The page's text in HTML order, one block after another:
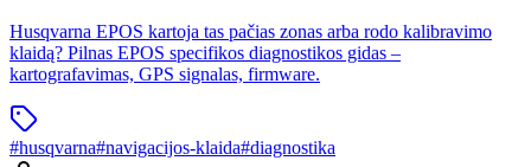
Husqvarna EPOS kartoja tas pačias zonas arba rodo kalibravimo
klaidą? Pilnas EPOS specifikos diagnostikos gidas –
kartografavimas, GPS signalas, firmware.
#husqvarna#navigacijos-klaida#diagnostika